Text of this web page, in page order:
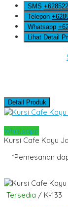
SMS
Telepon
Whatsapp
Lihat Detail
Detail Produk
Whatsapp
Kursi Cafe Kayu
*Pemesanan
Tersedia / K-133